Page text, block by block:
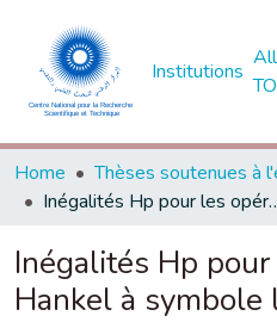
Institutions
Home
Inégalités Hp pour les
Inégalités Hp
Hankel à symbole